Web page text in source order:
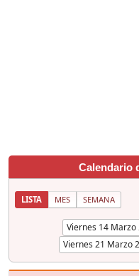
Calendario
LISTA MES SEMANA